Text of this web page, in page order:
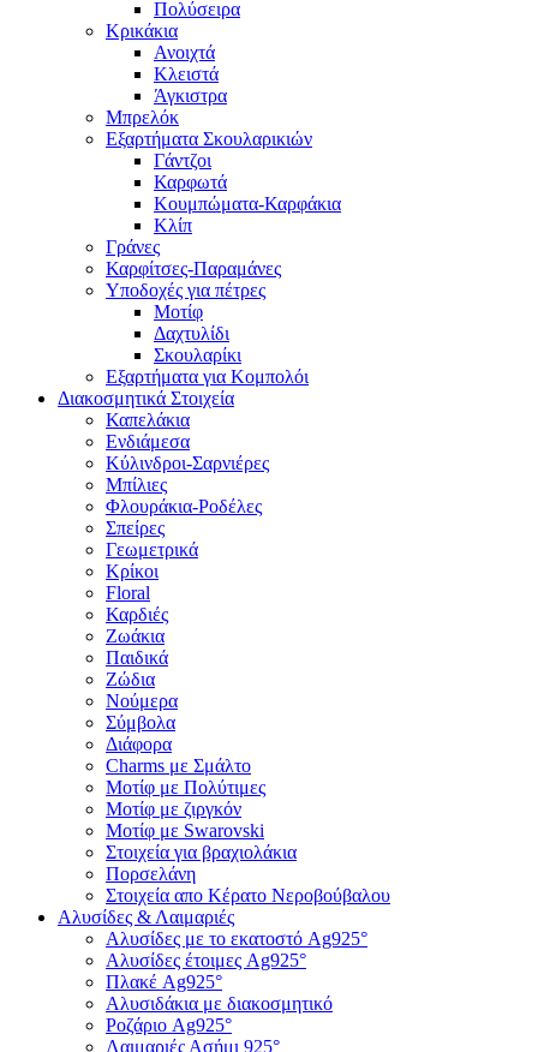
Πολύσειρα
Κρικάκια
Ανοιχτά
Κλειστά
Άγκιστρα
Μπρελόκ
Εξαρτήματα Σκουλαρικιών
Γάντζοι
Καρφωτά
Κουμπώματα-Καρφάκια
Κλίπ
Γράνες
Καρφίτσες-Παραμάνες
Υποδοχές για πέτρες
Μοτίφ
Δαχτυλίδι
Σκουλαρίκι
Εξαρτήματα για Κομπολόι
Διακοσμητικά Στοιχεία
Καπελάκια
Ενδιάμεσα
Κύλινδροι-Σαρνιέρες
Μπίλιες
Φλουράκια-Ροδέλες
Σπείρες
Γεωμετρικά
Κρίκοι
Floral
Καρδιές
Ζωάκια
Παιδικά
Ζώδια
Νούμερα
Σύμβολα
Διάφορα
Charms με Σμάλτο
Μοτίφ με Πολύτιμες
Μοτίφ με ζιργκόν
Μοτίφ με Swarovski
Στοιχεία για βραχιολάκια
Πορσελάνη
Στοιχεία απο Κέρατο Νεροβούβαλου
Αλυσίδες & Λαιμαριές
Αλυσίδες με το εκατοστό Ag925°
Αλυσίδες έτοιμες Ag925°
Πλακέ Ag925°
Αλυσιδάκια με διακοσμητικό
Ροζάριο Ag925°
Λαιμαριές Ασήμι 925°